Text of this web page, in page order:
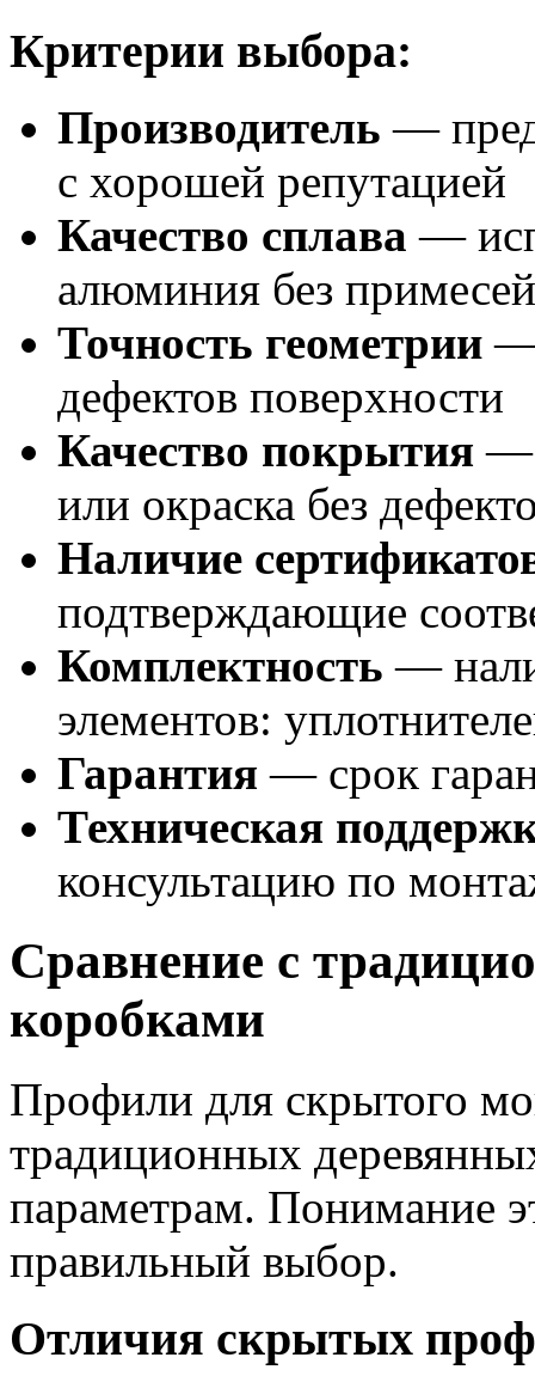
Критерии выбора:
Производитель —
с хорошей репутацией
Качество сплава —
алюминия без примесей
Точность геометрии —
дефектов поверхности
Качество покрытия —
или окраска без
Наличие
подтверждающие
Комплектность —
элементов:
Гарантия — срок
Техническая
консультацию по
Сравнение с
коробками
Профили для скрытого
традиционных
параметрам. Понимание
правильный выбор.
Отличия скрытых